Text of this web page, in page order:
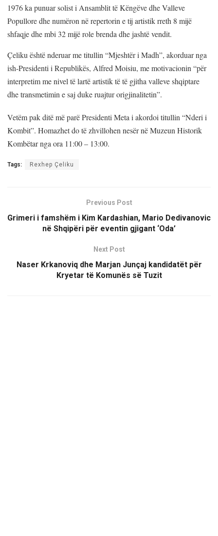
1976 ka punuar solist i Ansamblit të Këngëve dhe Valleve
Popullore dhe numëron në repertorin e tij artistik rreth 8 mijë
shfaqje dhe mbi 32 mijë role brenda dhe jashtë vendit.
Çeliku është nderuar me titullin “Mjeshtër i Madh”, akorduar nga
ish-Presidenti i Republikës, Alfred Moisiu, me motivacionin “për
interpretim me nivel të lartë artistik të të gjitha valleve shqiptare
dhe transmetimin e saj duke ruajtur origjinalitetin”.
Vetëm pak ditë më parë Presidenti Meta i akordoi titullin “Nderi i
Kombit”. Homazhet do të zhvillohen nesër në Muzeun Historik
Kombëtar nga ora 11:00 – 13:00.
Tags: Rexhep Çeliku
Previous Post
Grimeri i famshëm i Kim Kardashian, Mario Dedivanovic
në Shqipëri për eventin gjigant ‘Oda’
Next Post
Naser Krkanoviq dhe Marjan Junçaj kandidatët për
Kryetar të Komunës së Tuzit